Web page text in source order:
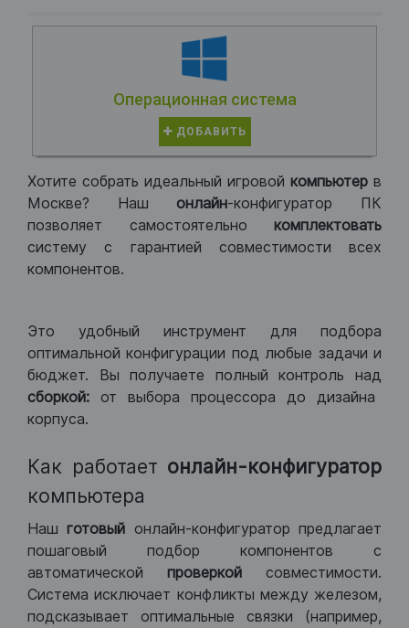
Операционная система
ДОБАВИТЬ
Хотите собрать идеальный игровой компьютер в
Москве? Нашонлайн-конфигуратор ПК
позволяет самостоятельно комплектовать
систему с гарантией совместимости всех
компонентов.
Это удобный инструмент для подбора
оптимальной конфигурации под любые задачи и
бюджет. Вы получаете полный контроль над
сборкой: от выбора процессора до дизайна
корпуса.
Как работает онлайн-конфигуратор
компьютера
Нашготовый онлайн-конфигуратор предлагает
пошаговый подбор компонентов с
автоматической проверкой совместимости.
Система исключает конфликты между железом,
подсказывает оптимальные связки (например,